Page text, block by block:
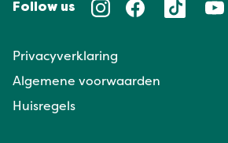
Follow us
Privacyverklaring
Algemene voorwaarden
Huisregels